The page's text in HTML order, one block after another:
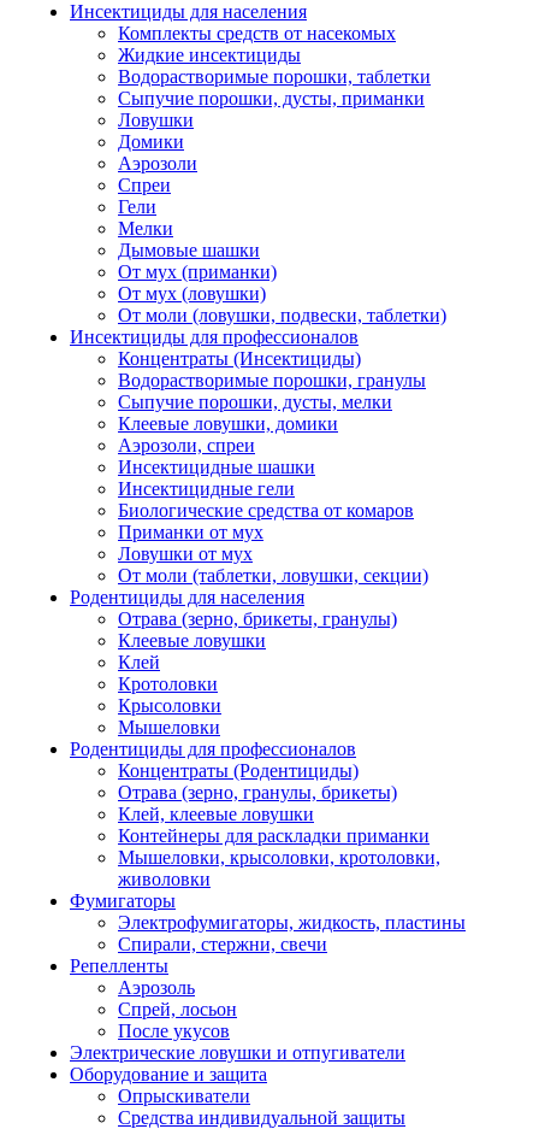
Инсектициды для населения
Комплекты средств от насекомых
Жидкие инсектициды
Водорастворимые порошки, таблетки
Сыпучие порошки, дусты, приманки
Ловушки
Домики
Аэрозоли
Спреи
Гели
Мелки
Дымовые шашки
От мух (приманки)
От мух (ловушки)
От моли (ловушки, подвески, таблетки)
Инсектициды для профессионалов
Концентраты (Инсектициды)
Водорастворимые порошки, гранулы
Сыпучие порошки, дусты, мелки
Клеевые ловушки, домики
Аэрозоли, спреи
Инсектицидные шашки
Инсектицидные гели
Биологические средства от комаров
Приманки от мух
Ловушки от мух
От моли (таблетки, ловушки, секции)
Родентициды для населения
Отрава (зерно, брикеты, гранулы)
Клеевые ловушки
Клей
Кротоловки
Крысоловки
Мышеловки
Родентициды для профессионалов
Концентраты (Родентициды)
Отрава (зерно, гранулы, брикеты)
Клей, клеевые ловушки
Контейнеры для раскладки приманки
Мышеловки, крысоловки, кротоловки,
живоловки
Фумигаторы
Электрофумигаторы, жидкость, пластины
Спирали, стержни, свечи
Репелленты
Аэрозоль
Спрей, лосьон
После укусов
Электрические ловушки и отпугиватели
Оборудование и защита
Опрыскиватели
Средства индивидуальной защиты